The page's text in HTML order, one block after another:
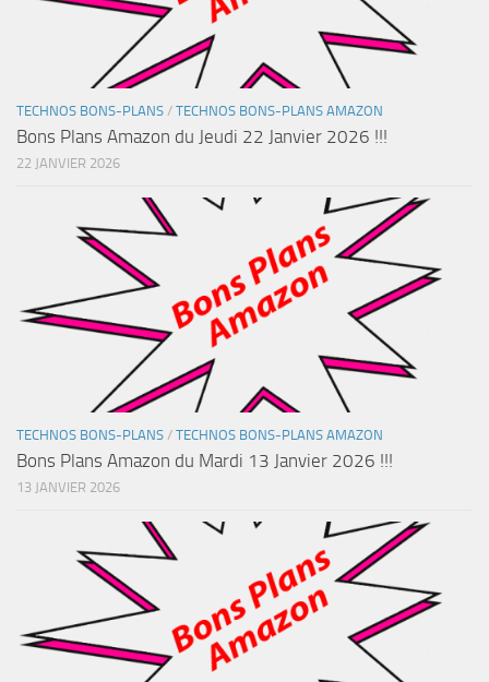
TECHNOS BONS-PLANS / TECHNOS BONS-PLANS AMAZON
Bons Plans Amazon du Jeudi 22 Janvier 2026 !!!
22 JANVIER 2026
TECHNOS BONS-PLANS / TECHNOS BONS-PLANS AMAZON
Bons Plans Amazon du Mardi 13 Janvier 2026 !!!
13 JANVIER 2026